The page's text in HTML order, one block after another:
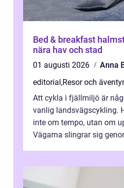
Bed & breakfast halmstad lantligt
nära hav och stad
01 augusti 2026
Anna
editorial,Resor och äventyr
Att cykla i fjällmiljö är
vanlig landsvägscykling.
inte om tempo, utan om
Vägarna slingrar sig